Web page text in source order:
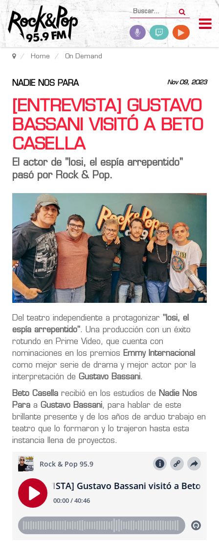
Home On Demand
Nov 09, 2023
NADIE NOS PARA
[ENTREVISTA] GUSTAVO
BASSANI VISITÓ A BETO
CASELLA
El actor de "Iosi, el espía arrepentido"
pasó por Rock & Pop.
Del teatro independiente a protagonizar "Iosi, el
espía arrepentido". Una producción con un éxito
rotundo en Prime Video, que cuenta con
nominaciones en los premios Emmy Internacional
como mejor serie de drama y mejor actor por la
interpretación de Gustavo Bassani.
Beto Casella recibió en los estudios de
Nadie Nos
Para a Gustavo Bassani, para hablar de este
brillante presente y de los años de arduo trabajo en
teatro que lo formaron y lo trajeron hasta esta
instancia llena de proyectos.